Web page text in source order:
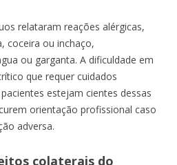
relataram reações alérgicas,
coceira ou inchaço,
ou garganta. A dificuldade em
que requer cuidados
estejam cientes dessas
orientação profissional caso
adversa.
colaterais do